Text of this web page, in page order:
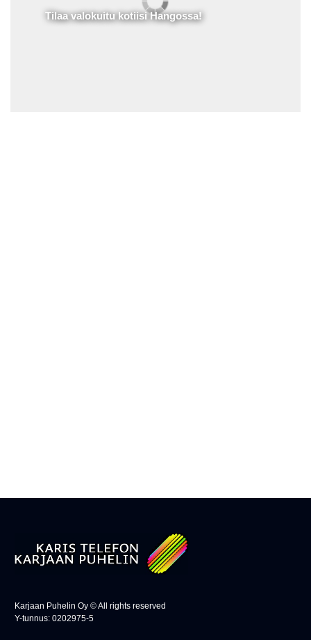
Tilaa valokuitu kotiisi Hangossa!
Karjaan Puhelin Oy © All rights reserved
Y-tunnus: 0202975-5